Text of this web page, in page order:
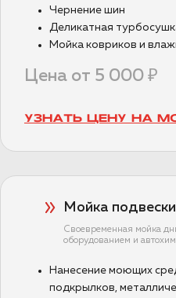
Чернение шин
Деликатная
Мойка ковриков и
Цена от 5 000 ₽
УЗНАТЬ ЦЕНУ НА
Мойка
Своевременная мойка
оборудованием и
Нанесение моющих
подкрылков,